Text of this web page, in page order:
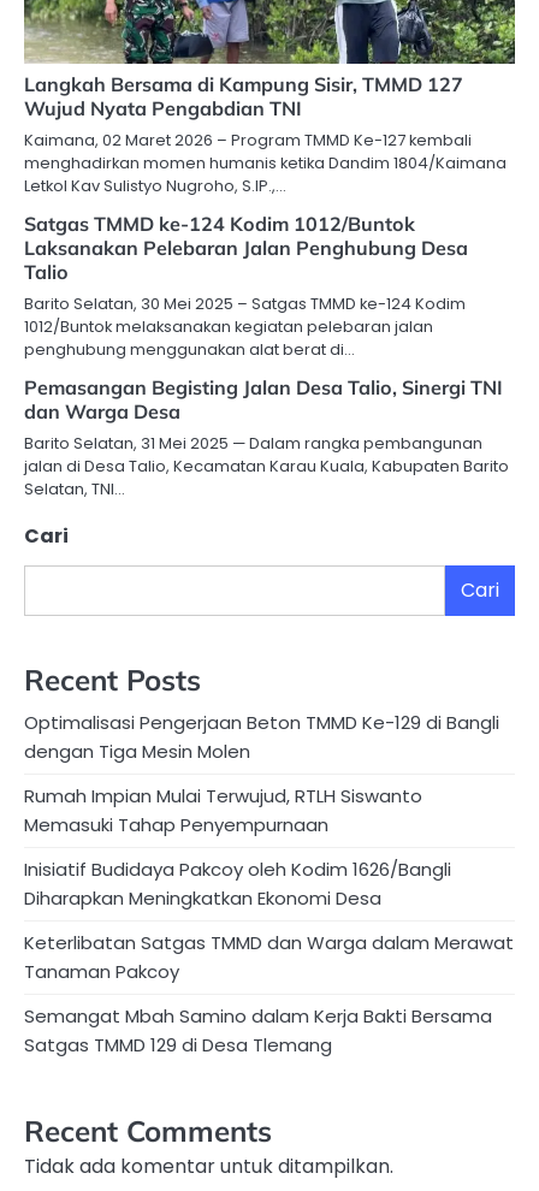
Langkah Bersama di Kampung Sisir, TMMD 127
Wujud Nyata Pengabdian TNI
Kaimana, 02 Maret 2026 – Program TMMD Ke-127 kembali
menghadirkan momen humanis ketika Dandim 1804/Kaimana
Letkol Kav Sulistyo Nugroho, S.IP.,…
Satgas TMMD ke-124 Kodim 1012/Buntok
Laksanakan Pelebaran Jalan Penghubung Desa
Talio
Barito Selatan, 30 Mei 2025 – Satgas TMMD ke-124 Kodim
1012/Buntok melaksanakan kegiatan pelebaran jalan
penghubung menggunakan alat berat di…
Pemasangan Begisting Jalan Desa Talio, Sinergi TNI
dan Warga Desa
Barito Selatan, 31 Mei 2025 — Dalam rangka pembangunan
jalan di Desa Talio, Kecamatan Karau Kuala, Kabupaten Barito
Selatan, TNI…
Cari
Cari
Recent Posts
Optimalisasi Pengerjaan Beton TMMD Ke-129 di Bangli
dengan Tiga Mesin Molen
Rumah Impian Mulai Terwujud, RTLH Siswanto
Memasuki Tahap Penyempurnaan
Inisiatif Budidaya Pakcoy oleh Kodim 1626/Bangli
Diharapkan Meningkatkan Ekonomi Desa
Keterlibatan Satgas TMMD dan Warga dalam Merawat
Tanaman Pakcoy
Semangat Mbah Samino dalam Kerja Bakti Bersama
Satgas TMMD 129 di Desa Tlemang
Recent Comments
Tidak ada komentar untuk ditampilkan.